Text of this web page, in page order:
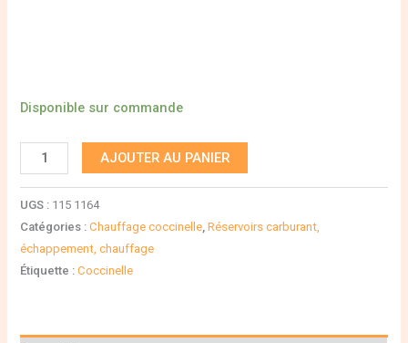
Disponible sur commande
AJOUTER AU PANIER
UGS : 115 1164
Catégories :Chauffage coccinelle ,Réservoirs carburant,
échappement, chauffage
Étiquette :Coccinelle